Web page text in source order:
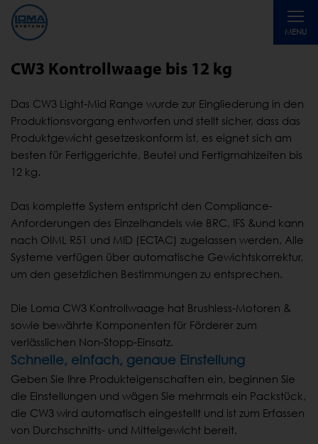
MENU
Toggle
CW3 Kontrollwaage bis 12 kg
Das CW3 Light-Mid Range wurde zur Eingliederung in den
Produktionsvorgang entworfen und stellt sicher, dass das
Produktgewicht gesetzeskonform ist, es eignet sich am
besten für Fertiggerichte, Beutel und Fertigmahlzeiten bis
12 kg.
Das komplette System entspricht den Compliance-
Anforderungen des Einzelhandels wie BRC, IFS &und kann
nach OIML R51 und MID (ECTAC) zugelassen werden. Alle
Systeme verfügen über automatische Gewichtskorrektur,
um den gesetzlichen Bestimmungen zu entsprechen.
Die Loma CW3 Kontrollwaage hat Brushless-Motoren &
sowie bewährte Komponenten für Förderer zum
verlässlichen Non-Stopp-Einsatz.
Schnelle, einfach, genaue Einstellung
Geben Sie Ihre Produkteigenschaften ein, beginnen Sie
die Einstellungen und wägen Sie mehrmals ein Packstück,
die CW3 wird automatisch eingestellt und ist zum Erfassen
von Durchschnitts- und Mittelgewicht bereit.